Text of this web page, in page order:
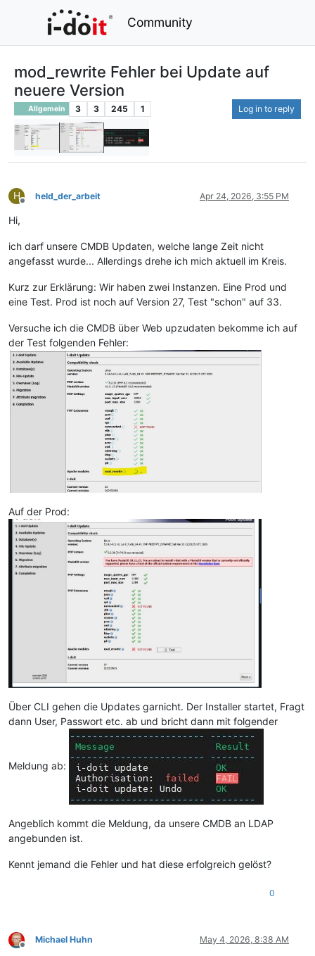
Community
mod_rewrite Fehler bei Update auf
neuere Version
Allgemein 3 3 245 1 Log in to reply
H
Offline
held_der_arbeit Apr 24, 2026, 3:55 PM
Hi,
ich darf unsere CMDB Updaten, welche lange Zeit nicht
angefasst wurde... Allerdings drehe ich mich aktuell im Kreis.
Kurz zur Erklärung: Wir haben zwei Instanzen. Eine Prod und
eine Test. Prod ist noch auf Version 27, Test "schon" auf 33.
Versuche ich die CMDB über Web upzudaten bekomme ich auf
der Test folgenden Fehler:
Auf der Prod:
Über CLI gehen die Updates garnicht. Der Installer startet, Fragt
dann User, Passwort etc. ab und bricht dann mit folgender
Meldung ab:
Angeblich kommt die Meldung, da unsere CMDB an LDAP
angebunden ist.
Kennt jemand die Fehler und hat diese erfolgreich gelöst?
0
Offline
Michael Huhn May 4, 2026, 8:38 AM